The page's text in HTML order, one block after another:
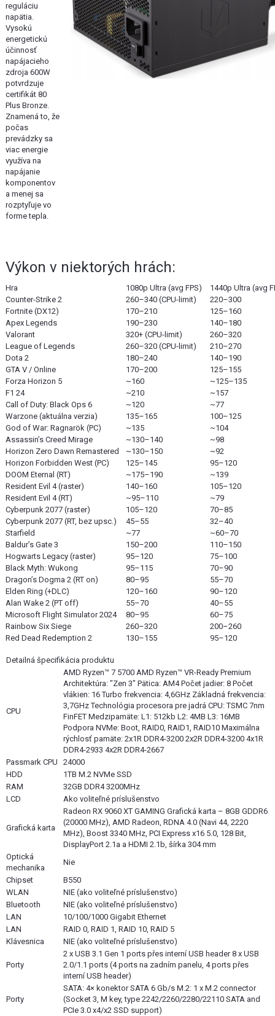
reguláciu
napätia.
Vysokú
energetickú
účinnosť
napájacieho
zdroja 600W
potvrdzuje
certifikát 80
Plus Bronze.
Znamená to, že
počas
prevádzky sa
viac energie
využíva na
napájanie
komponentov
a menej sa
rozptyľuje vo
forme tepla.
Výkon v niektorých hrách:
Hra 1080p Ultra (avg FPS)
1440p Ultra (avg
Counter-Strike 2
260–340 (CPU-limit)
220–300
Fortnite (DX12)
170–210
125–160
Apex Legends
190–230
140–180
Valorant
320+ (CPU-limit)
260–320
League of Legends
260–320 (CPU-limit)
210–270
Dota 2
180–240
140–190
GTA V / Online
170–200
125–155
Forza Horizon 5
~160
~125–135
F1 24
~210
~157
Call of Duty: Black Ops 6
~120
~77
Warzone (aktuálna verzia)
135–165
100–125
God of War: Ragnarök (PC)
~135
~104
Assassin’s Creed Mirage
~130–140
~98
Horizon Zero Dawn Remastered
~130–150
~92
Horizon Forbidden West (PC)
125–145
95–120
DOOM Eternal (RT)
~175–190
~139
Resident Evil 4 (raster)
140–160
105–120
Resident Evil 4 (RT)
~95–110
~79
Cyberpunk 2077 (raster)
105–120
70–85
Cyberpunk 2077 (RT, bez upsc.)
45–55
32–40
Starfield
~77
~60–70
Baldur’s Gate 3
150–200
110–150
Hogwarts Legacy (raster)
95–120
75–100
Black Myth: Wukong
95–115
70–90
Dragon’s Dogma 2 (RT on)
80–95
55–70
Elden Ring (+DLC)
120–160
90–120
Alan Wake 2 (PT off)
55–70
40–55
Microsoft Flight Simulator 2024
80–95
60–75
Rainbow Six Siege
260–320
200–260
Red Dead Redemption 2
130–155 95–120
Detailná špecifikácia produktu
CPU
AMD Ryzen™ 7 5700 AMD Ryzen™ VR-Ready Premium
Architektúra: "Zen 3" Pätica: AM4 Počet jadier: 8 Počet
vlákien: 16 Turbo frekvencia: 4,6GHz Základná frekvencia:
3,7GHz Technológia procesora pre jadrá CPU: TSMC 7nm
FinFET Medzipamäte: L1: 512kb L2: 4MB L3: 16MB
Podpora NVMe: Boot, RAID0, RAID1, RAID10 Maximálna
rýchlosť pamäte: 2x1R DDR4-3200 2x2R DDR4-3200 4x1R
DDR4-2933 4x2R DDR4-2667
Passmark CPU
24000
HDD
1TB M.2 NVMe SSD
RAM
32GB DDR4 3200MHz
LCD
Ako voliteľné príslušenstvo
Grafická karta
Radeon RX 9060 XT GAMING Grafická karta – 8GB GDDR6
(20000 MHz), AMD Radeon, RDNA 4.0 (Navi 44, 2220
MHz), Boost 3340 MHz, PCI Express x16 5.0, 128 Bit,
DisplayPort 2.1a a HDMI 2.1b, šírka 304 mm
Optická
mechanika
Nie
Chipset
B550
WLAN
NIE (ako voliteľné príslušenstvo)
Bluetooth
NIE (ako voliteľné príslušenstvo)
LAN
10/100/1000 Gigabit Ethernet
LAN
RAID 0, RAID 1, RAID 10, RAID 5
Klávesnica
NIE (ako voliteľné príslušenstvo)
Porty
2 x USB 3.1 Gen 1 ports přes interní USB header 8 x USB
2.0/1.1 ports (4 ports na zadním panelu, 4 ports přes
interní USB header)
Porty
SATA: 4× konektor SATA 6 Gb/s M.2: 1 x M.2 connector
(Socket 3, M key, type 2242/2260/2280/22110 SATA and
PCIe 3.0 x4/x2 SSD support)